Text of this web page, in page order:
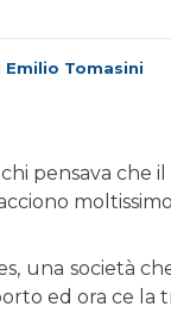
Emilio Tomasini
pensava che
una società
ed ora ce la